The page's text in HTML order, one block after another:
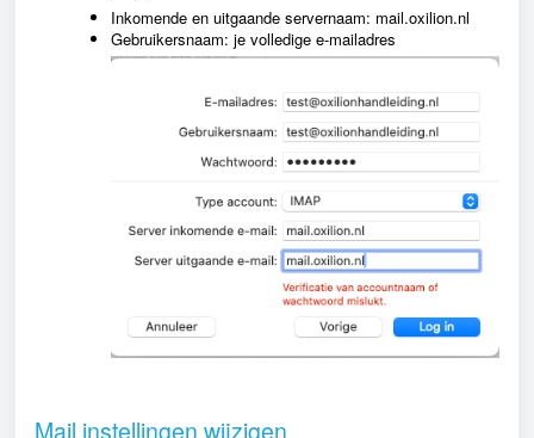
Inkomende en uitgaande servernaam: mail.oxilion.nl
Gebruikersnaam: je volledige e-mailadres
Mail instellingen wijzigen